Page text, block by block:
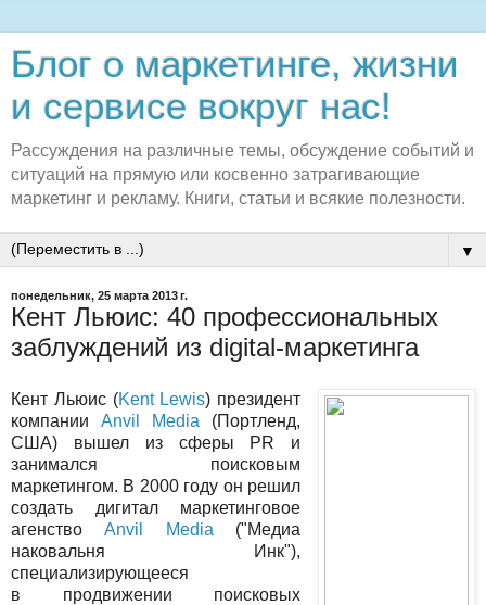
Блог о маркетинге, жизни
и сервисе вокруг нас!
Рассуждения на различные темы, обсуждение событий и
ситуаций на прямую или косвенно затрагивающие
маркетинг и рекламу. Книги, статьи и всякие полезности.
▼
понедельник, 25 марта 2013 г.
Кент Льюис: 40 профессиональных
заблуждений из digital-маркетинга
Кент Льюис (Kent Lewis) президент
компанииAnvil Media (Портленд,
США) вышел из сферы PR и
занимался поисковым
маркетингом. В 2000 году он решил
создать дигитал маркетинговое
агенствоAnvil Media ("Медиа
наковальня Инк"),
специализирующееся
в продвижении поисковых